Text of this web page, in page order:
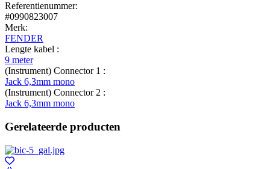
Referentienummer:
#0990823007
Merk:
FENDER
Lengte kabel :
9 meter
(Instrument) Connector 1 :
Jack 6,3mm mono
(Instrument) Connector 2 :
Jack 6,3mm mono
Gerelateerde producten